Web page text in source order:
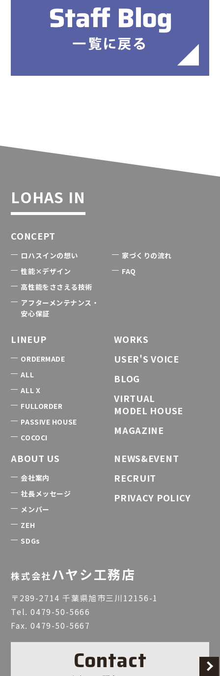
LOHAS IN
CONCEPT
ロハスインの想い
性能×デザイン
高性能をささえる技術
アフターメンテナンス・
安心保証
家づくりの流れ
FAQ
LINEUP
ORDERMADE
ALL
ALL X
FULLORDER
PASSIVE HOUSE
COCOCI
WORKS
USER'S VOICE
BLOG
VIRTUAL
MODEL HOUSE
MAGAZINE
ABOUT US
会社案内
社長メッセージ
メンバー
ZEH
SDGs
NEWS&EVENT
RECRUIT
PRIVACY POLICY
株式会社ハヤシ工務店
〒289-2714 千葉県旭市三川12156-1
Tel.0479-50-5666
Fax. 0479-50-5667
Contact